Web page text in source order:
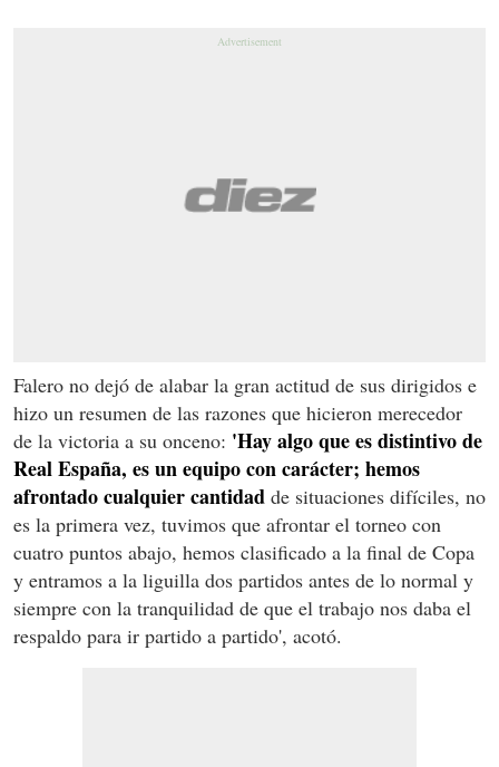
Falero no dejó de alabar la gran actitud de sus dirigidos e
hizo un resumen de las razones que hicieron merecedor
de la victoria a su onceno: 'Hay algo que es distintivo de
Real España, es un equipo con carácter; hemos
afrontado cualquier cantidad de situaciones difíciles, no
es la primera vez, tuvimos que afrontar el torneo con
cuatro puntos abajo, hemos clasificado a la final de Copa
y entramos a la liguilla dos partidos antes de lo normal y
siempre con la tranquilidad de que el trabajo nos daba el
respaldo para ir partido a partido', acotó.